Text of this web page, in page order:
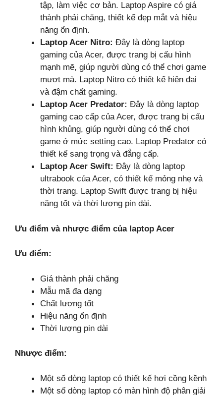
tập, làm việc cơ bản. Laptop Aspire có giá
thành phải chăng, thiết kế đẹp mắt và hiệu
năng ổn định.
Laptop Acer Nitro: Đây là dòng laptop
gaming của Acer, được trang bị cấu hình
mạnh mẽ, giúp người dùng có thể chơi game
mượt mà. Laptop Nitro có thiết kế hiện đại
và đậm chất gaming.
Laptop Acer Predator: Đây là dòng laptop
gaming cao cấp của Acer, được trang bị cấu
hình khủng, giúp người dùng có thể chơi
game ở mức setting cao. Laptop Predator có
thiết kế sang trọng và đẳng cấp.
Laptop Acer Swift: Đây là dòng laptop
ultrabook của Acer, có thiết kế mỏng nhẹ và
thời trang. Laptop Swift được trang bị hiệu
năng tốt và thời lượng pin dài.
Ưu điểm và nhược điểm của laptop Acer
Ưu điểm:
Giá thành phải chăng
Mẫu mã đa dạng
Chất lượng tốt
Hiệu năng ổn định
Thời lượng pin dài
Nhược điểm:
Một số dòng laptop có thiết kế hơi cồng kềnh
Một số dòng laptop có màn hình độ phân giải